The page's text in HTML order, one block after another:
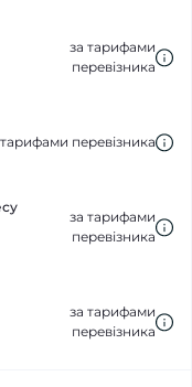
за тарифами
перевізника
перевізника
за тарифами
перевізника
за тарифами
перевізника